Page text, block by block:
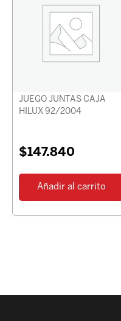
JUEGO JUNTAS CAJA
HILUX 92/2004
$147.840
Añadir al carrito